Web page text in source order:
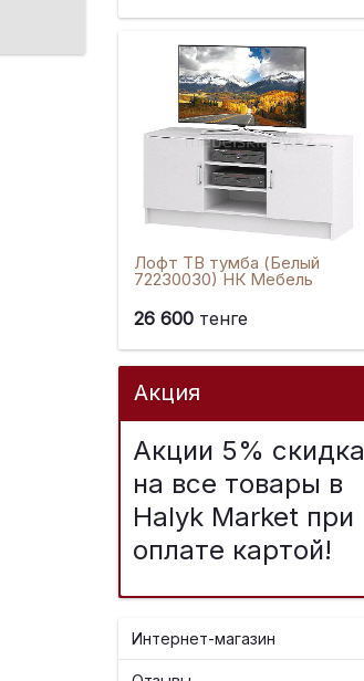
Лофт ТВ тумба (Белый
72230030) НК Мебель
26 600 тенге
Акция
Акции 5% скидка
на все товары в
Halyk Market при
оплате картой!
Интернет-магазин